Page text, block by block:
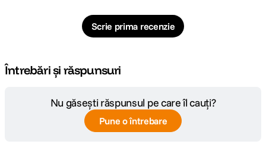
Scrie prima recenzie
Întrebări și răspunsuri
Nu găsești răspunsul pe care îl cauți?
Pune o întrebare